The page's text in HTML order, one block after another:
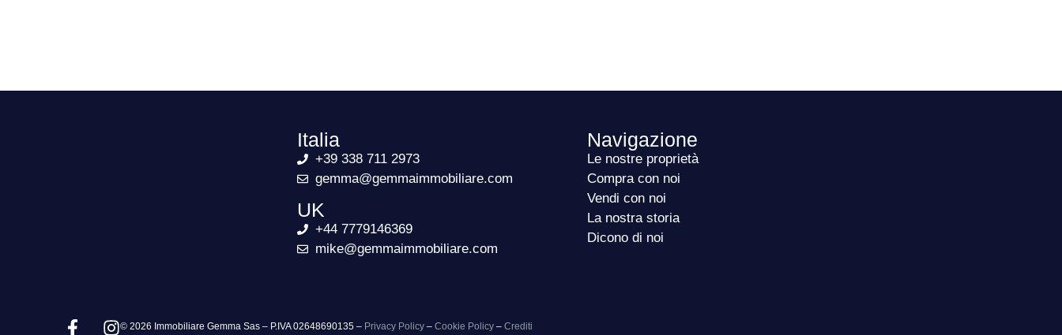
Italia
+39 338 711 2973
gemma@gemmaimmobiliare.com
UK
+44 7779146369
mike@gemmaimmobiliare.com
Navigazione
Le nostre proprietà
Compra con noi
Vendi con noi
La nostra storia
Dicono di noi
© 2026 Immobiliare Gemma Sas – P.IVA 02648690135 – Privacy Policy– Cookie Policy– Crediti